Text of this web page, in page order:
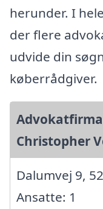
herunder. I
der flere
udvide din
køberrådgiver.
Christopher
Dalumvej 9,
Ansatte: 1